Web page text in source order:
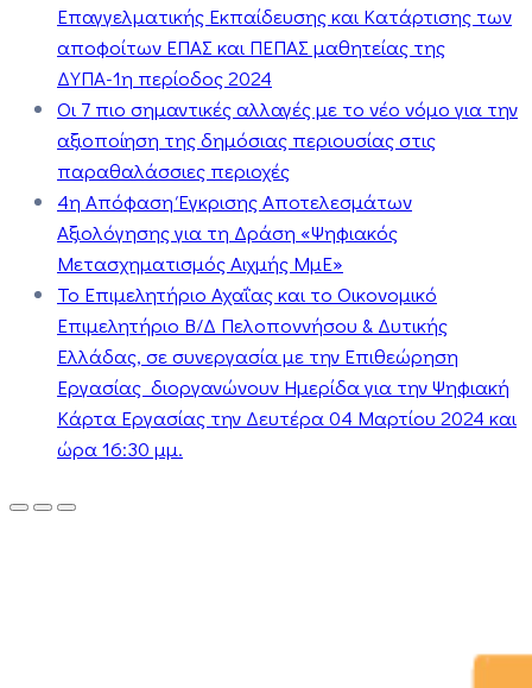
Επαγγελματικής Εκπαίδευσης και Κατάρτισης των
αποφοίτων ΕΠΑΣ και ΠΕΠΑΣ μαθητείας της
ΔΥΠΑ-1η περίοδος 2024
Οι 7 πιο σημαντικές αλλαγές με το νέο νόμο για την
αξιοποίηση της δημόσιας περιουσίας στις
παραθαλάσσιες περιοχές
4η Απόφαση Έγκρισης Αποτελεσμάτων
Αξιολόγησης για τη Δράση «Ψηφιακός
Μετασχηματισμός Αιχμής ΜμΕ»
Το Επιμελητήριο Αχαΐας και το Οικονομικό
Επιμελητήριο Β/Δ Πελοποννήσου & Δυτικής
Ελλάδας, σε συνεργασία με την Επιθεώρηση
Εργασίας διοργανώνουν Ημερίδα για την Ψηφιακή
Κάρτα Εργασίας την Δευτέρα 04 Μαρτίου 2024 και
ώρα 16:30 μμ.